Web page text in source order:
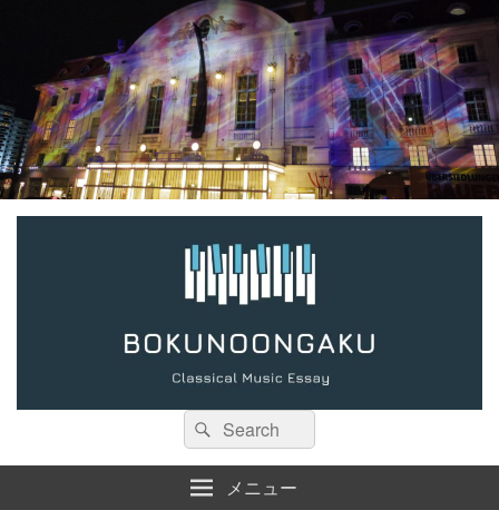
検
索:
検
索
メニュー